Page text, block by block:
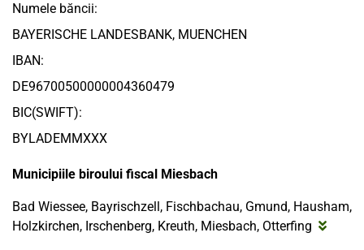
Numele băncii:
BAYERISCHE LANDESBANK, MUENCHEN
IBAN:
DE96700500000004360479
BIC(SWIFT):
BYLADEMMXXX
Municipiile biroului fiscal Miesbach
Bad Wiessee, Bayrischzell, Fischbachau, Gmund, Hausham,
Holzkirchen, Irschenberg, Kreuth, Miesbach, Otterfing